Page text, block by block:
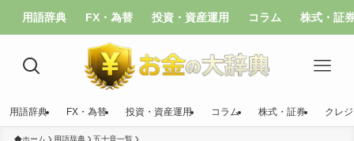
用語辞典 FX・為替 投資・資産運用 コラム 株式・証
用語辞典 FX・為替 投資・資産運用 コラム 株式・証券 クレ
ホーム 用語辞典 五十音一覧